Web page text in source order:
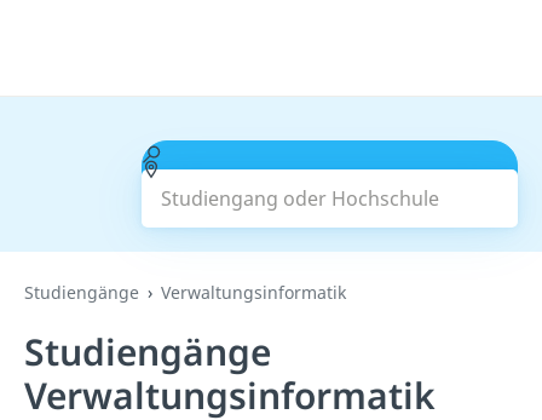
Studiengang oder Hochschule
Suchen
Studiengänge Verwaltungsinformatik
Studiengänge
Verwaltungsinformatik